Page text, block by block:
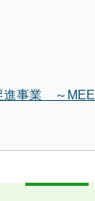
進事業 ～